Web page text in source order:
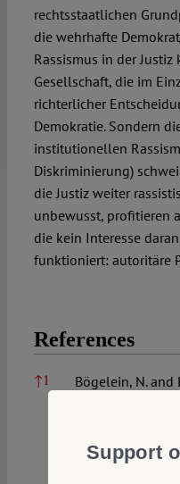
rechtsstaatlichen
die wehrhafte
Rassismus in der
Gesellschaft, die im
richterlicher
Demokratie. Sondern
institutionellen
Diskriminierung)
die Justiz weiter
unbewusst, profitieren
die kein Interesse
funktioniert: autoritäre
References
References
↑1
Bögelein, N. and
Support